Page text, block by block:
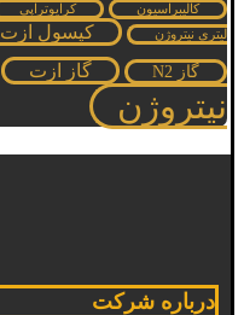
کالیبراسیون
کرایوتراپی
لیتری نیتروژن
کپسول ازت
گاز N2 گاز ازت
نیتروژن
درباره شرکت